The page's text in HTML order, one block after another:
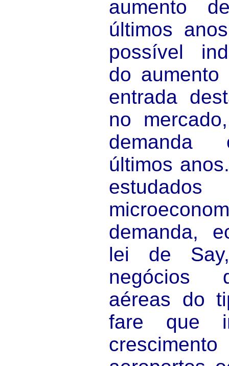
aumento
últimos
possível
do
entrada
no
demanda
últimos
demanda,
lei de
negócios
aéreas do
fare que